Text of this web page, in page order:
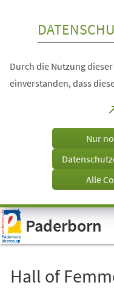
Visuelle
Assistenzsoftware
öffnen.
Durch die Nutzung
einverstanden, dass
Nur
Alle
Paderborn
Hall of